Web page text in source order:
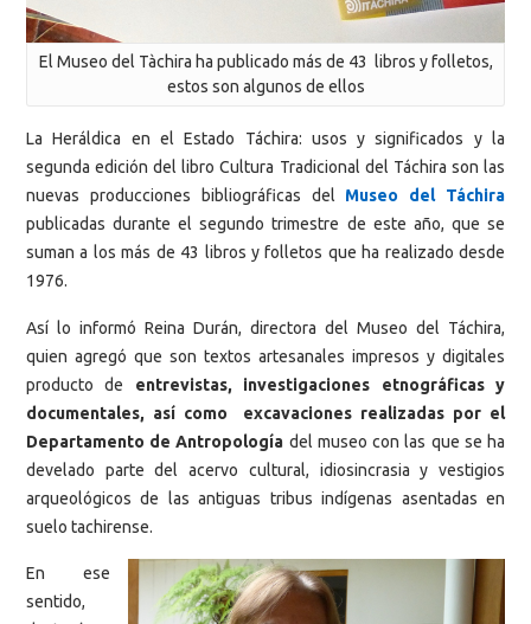
El Museo del Tàchira ha publicado más de 43 libros y folletos,
estos son algunos de ellos
La Heráldica en el Estado Táchira: usos y significados y la
segunda edición del libro Cultura Tradicional del Táchira son las
nuevas producciones bibliográficas del Museo del Táchira
publicadas durante el segundo trimestre de este año, que se
suman a los más de 43 libros y folletos que ha realizado desde
1976.
Así lo informó Reina Durán, directora del Museo del Táchira,
quien agregó que son textos artesanales impresos y digitales
producto de entrevistas, investigaciones etnográficas y
documentales, así como excavaciones realizadas por el
Departamento de Antropología del museo con las que se ha
develado parte del acervo cultural, idiosincrasia y vestigios
arqueológicos de las antiguas tribus indígenas asentadas en
suelo tachirense.
En ese
sentido,